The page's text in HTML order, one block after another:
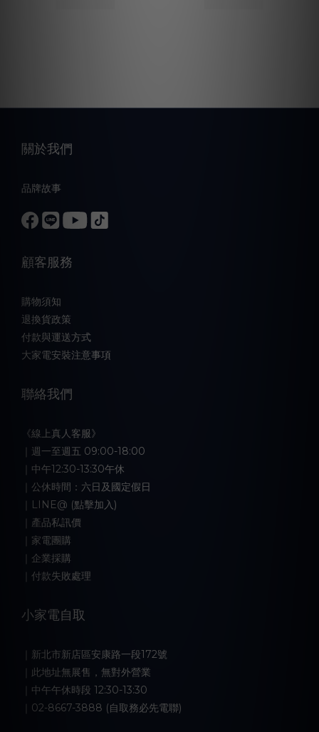
關於我們
品牌故事
顧客服務
購物須知
退換貨政策
付款與運送方式
大家電安裝注意事項
聯絡我們
《線上真人客服》
｜週一至週五 09:00-18:00
｜中午12:30-13:30午休
｜公休時間：六日及國定假日
｜LINE@ (點擊加入)
｜產品私訊價
｜家電團購
｜企業採購
｜付款失敗處理
小家電自取
｜新北市新店區安康路一段172號
｜此地址無展售，無對外營業
｜中午午休時段 12:30-13:30
｜02-8667-3888 (自取務必先電聯)